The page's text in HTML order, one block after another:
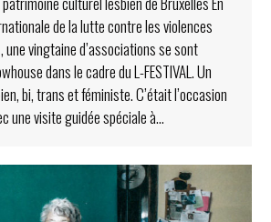
de la lutte contre les violences
vingtaine d’associations se sont
dans le cadre du L-FESTIVAL. Un
bi, trans et féministe. C’était l’occasion
une visite guidée spéciale à…